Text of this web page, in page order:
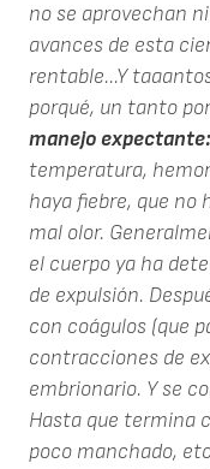
no se aprovechan
avances de esta
rentable...Y
porqué, un tanto
manejo expectante:
temperatura,
haya fiebre, que no
mal olor.
el cuerpo ya ha
de expulsión.
con coágulos (que
contracciones de
embrionario. Y se
Hasta que termina
poco manchado,